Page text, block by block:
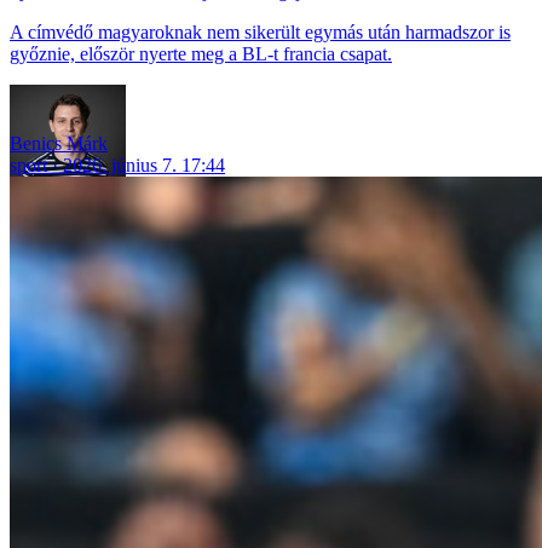
A címvédő magyaroknak nem sikerült egymás után harmadszor is
győznie, először nyerte meg a BL-t francia csapat.
Benics Márk
sport
2026. június 7. 17:44